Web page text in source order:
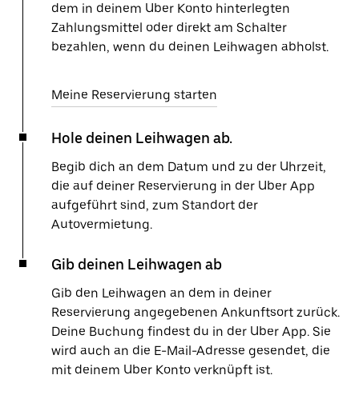
dem in deinem Uber Konto hinterlegten
Zahlungsmittel oder direkt am Schalter
bezahlen, wenn du deinen Leihwagen abholst.
Meine Reservierung starten
Hole deinen Leihwagen ab.
Begib dich an dem Datum und zu der Uhrzeit,
die auf deiner Reservierung in der Uber App
aufgeführt sind, zum Standort der
Autovermietung.
Gib deinen Leihwagen ab
Gib den Leihwagen an dem in deiner
Reservierung angegebenen Ankunftsort zurück.
Deine Buchung findest du in der Uber App. Sie
wird auch an die E-Mail-Adresse gesendet, die
mit deinem Uber Konto verknüpft ist.